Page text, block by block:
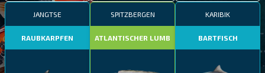
JANGTSE
RAUBKARPFEN
SPITZBERGEN
ATLANTISCHER LUMB
KARIBIK
BARTFISCH